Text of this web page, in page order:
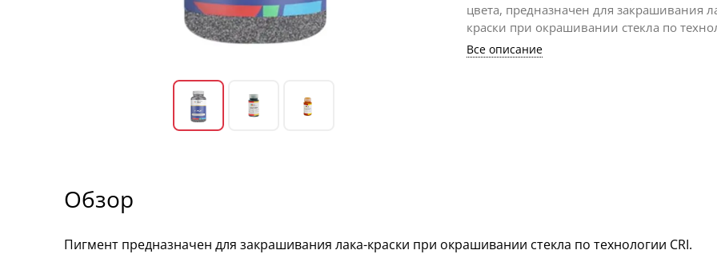
цвета, предназначен для закрашивания
краски при окрашивании стекла по
Все описание
Обзор
Пигмент предназначен для закрашивания лака-краски при окрашивании стекла по технологии CRI.